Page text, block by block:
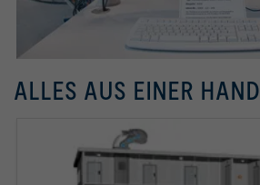
ALLES AUS EINER HAND